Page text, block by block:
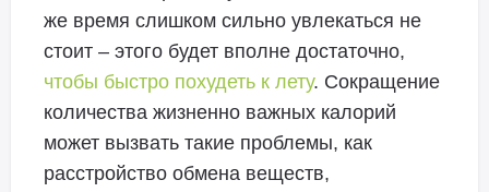
же время слишком сильно увлекаться не
стоит – этого будет вполне достаточно,
чтобы быстро похудеть к лету. Сокращение
количества жизненно важных калорий
может вызвать такие проблемы, как
расстройство обмена веществ,